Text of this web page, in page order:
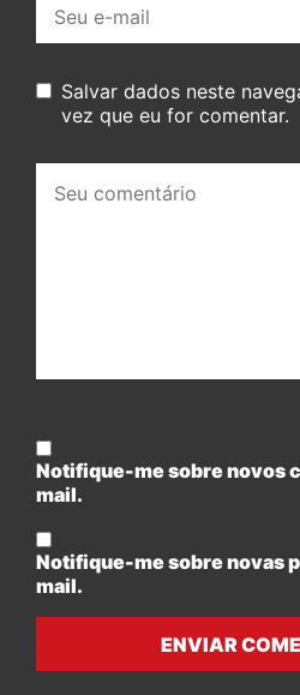
mail:
Salvar dados neste
vez que eu for comentar.
comentário:
Notifique-me sobre novos
mail.
Notifique-me sobre novas
mail.
ENVIAR